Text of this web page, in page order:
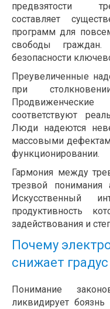
предвзятости
составляет
программ для
свободы
безопасности
Преувеличенные
при
соответствуют
Люди надеются
массовыми
функционировании.
Гармония между
трезвой понимания
Искусственный
продуктивность
задействования и
Почему
снижает
Понимание
ликвидирует